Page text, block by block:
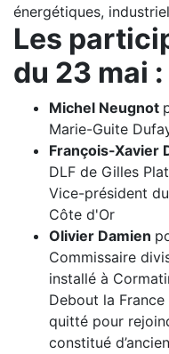
énergétiques,
Les
du 23 mai :
Michel Neugnot
Marie-Guite
François-Xavier
DLF de Gilles
Vice-président
Côte d'Or
Olivier Damien
Commissaire
installé à
Debout la
quitté pour
constitué